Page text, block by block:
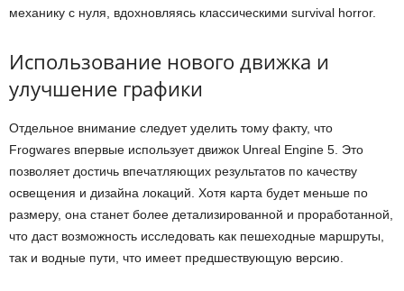
механику с нуля, вдохновляясь классическими survival horror.
Использование нового движка и
улучшение графики
Отдельное внимание следует уделить тому факту, что
Frogwares впервые использует движок Unreal Engine 5. Это
позволяет достичь впечатляющих результатов по качеству
освещения и дизайна локаций. Хотя карта будет меньше по
размеру, она станет более детализированной и проработанной,
что даст возможность исследовать как пешеходные маршруты,
так и водные пути, что имеет предшествующую версию.